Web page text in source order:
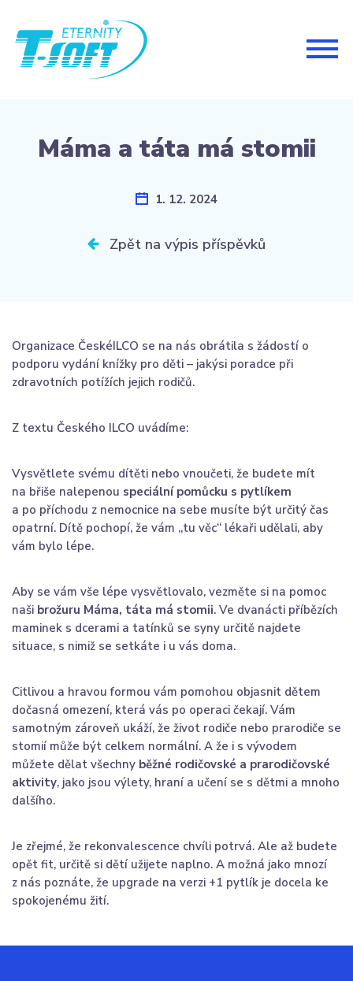
Máma a táta má stomii
1. 12. 2024
Zpět na výpis příspěvků
Organizace ČeskéILCO se na nás obrátila s žádostí o
podporu vydání knížky pro děti – jakýsi poradce při
zdravotních potížích jejich rodičů.
Z textu Českého ILCO uvádíme:
Vysvětlete svému dítěti nebo vnoučeti, že budete mít
na břiše nalepenou speciální pomůcku s pytlíkem
a po příchodu z nemocnice na sebe musíte být určitý čas
opatrní. Dítě pochopí, že vám „tu věc“ lékaři udělali, aby
vám bylo lépe.
Aby se vám vše lépe vysvětlovalo, vezměte si na pomoc
naši brožuru Máma, táta má stomii. Ve dvanácti příbězích
maminek s dcerami a tatínků se syny určitě najdete
situace, s nimiž se setkáte i u vás doma.
Citlivou a hravou formou vám pomohou objasnit dětem
dočasná omezení, která vás po operaci čekají. Vám
samotným zároveň ukáží, že život rodiče nebo prarodiče se
stomií může být celkem normální. A že i s vývodem
můžete dělat všechny běžné rodičovské a prarodičovské
aktivity, jako jsou výlety, hraní a učení se s dětmi a mnoho
dalšího.
Je zřejmé, že rekonvalescence chvíli potrvá. Ale až budete
opět fit, určitě si dětí užijete naplno. A možná jako mnozí
z nás poznáte, že upgrade na verzi +1 pytlík je docela ke
spokojenému žití.